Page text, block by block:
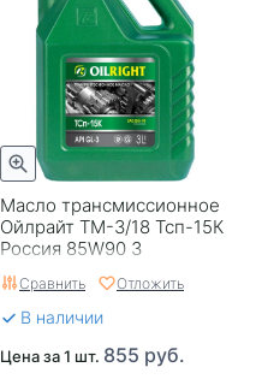
Масло трансмиссионное
Ойлрайт ТМ-3/18 Тсп-15К
Россия 85W90 3
Сравнить Отложить
В наличии
Цена за 1 шт. 855 руб.